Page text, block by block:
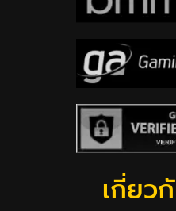
เกี่ยว